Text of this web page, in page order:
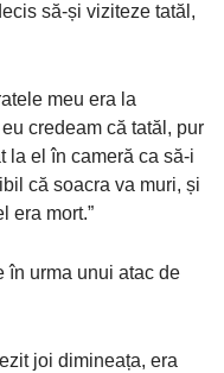
să-și viziteze tatăl,
meu era la
credeam că tatăl, pur
la el în cameră ca să-i
că soacra va muri, și
era mort.”
în urma unui atac de
joi dimineața, era